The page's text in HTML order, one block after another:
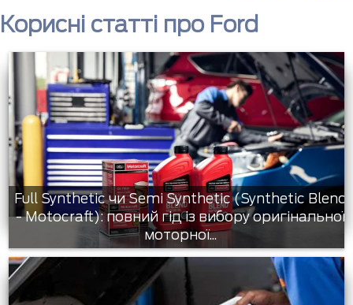
Корисні статті про Ford
Full Synthetic чи Semi Synthetic (Synthetic Blend
- Motocraft): повний гід із вибору оригінальної
моторної...